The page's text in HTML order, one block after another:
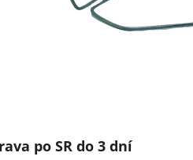
po SR do 3 dní